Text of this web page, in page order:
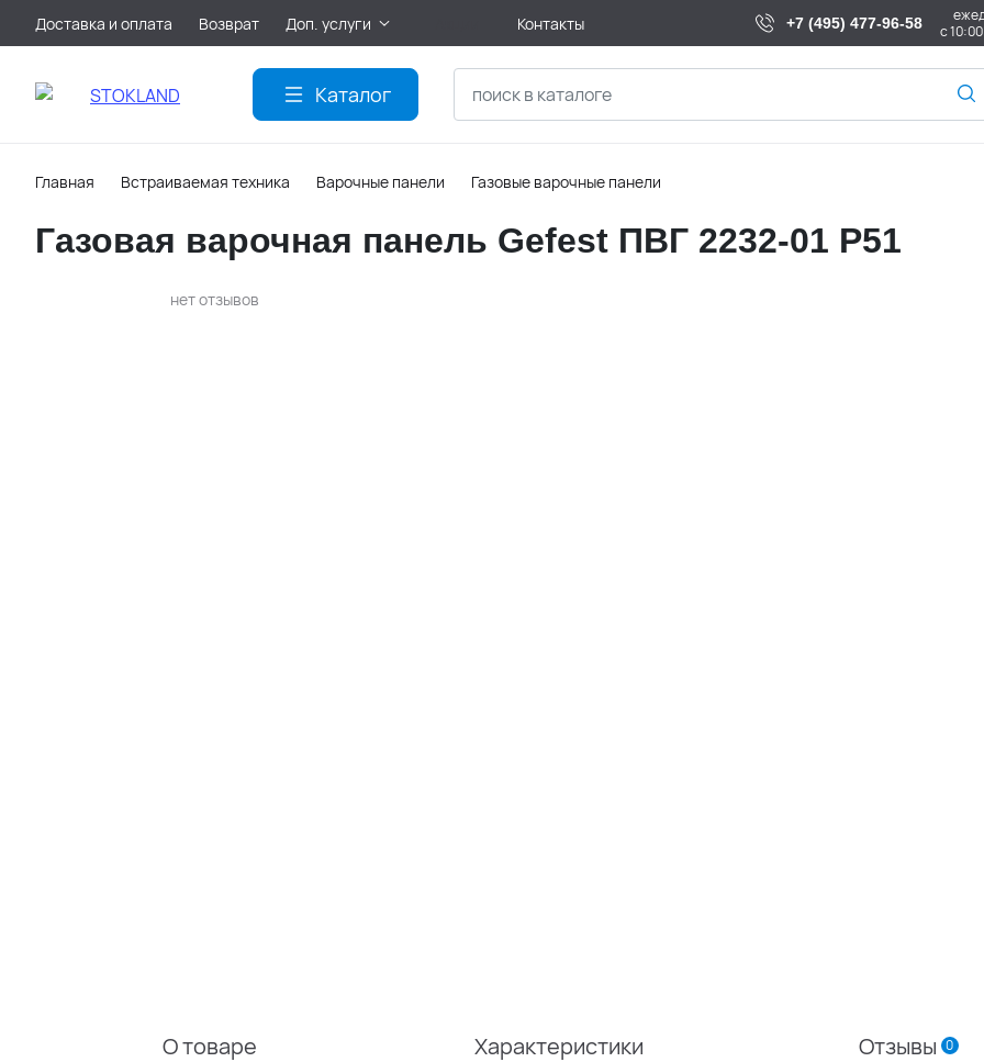
Доставка и оплата Возврат Доп. услуги Контакты +7 (495) 477-96-58
с
Каталог
Главная Встраиваемая техника Варочные панели Газовые варочные панели
Газовая варочная панель Gefest ПВГ 2232-01 Р51
нет отзывов
О товаре Характеристики Отзывы 0